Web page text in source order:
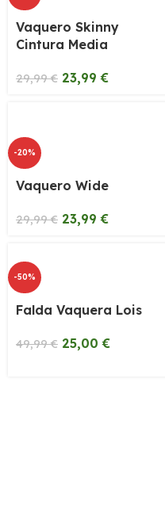
Vaquero Skinny
Cintura Media
29,99€ 23,99€
-20%
Vaquero Wide
29,99€ 23,99€
-50%
Falda Vaquera Lois
49,99€ 25,00€